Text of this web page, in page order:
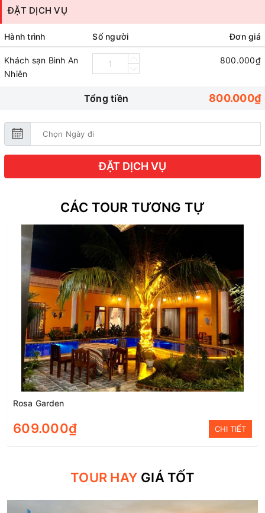
ĐẶT DỊCH VỤ
Hành trình Số người Đơn giá
Khách sạn Bình An
Nhiên
800.000₫
Tổng tiền 800.000₫
ĐẶT DỊCH VỤ
CÁC TOUR TƯƠNG TỰ
Rosa Garden
609.000₫ CHI TIẾT
TOUR HAY GIÁ TỐT